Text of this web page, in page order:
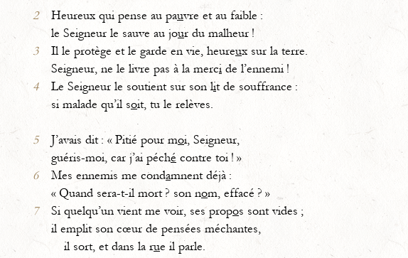
2 Heureux qui pense au pauvre et au faible :
le Seigneur le sauve au jour du malheur !
3
Il le protège et le garde en vie, heureux sur la terre.
Seigneur, ne le livre pas à la merci de l’ennemi !
4
Le Seigneur le soutient sur son lit de souffrance :
si malade qu’il soit, tu le relèves.
5 J’avais dit : « Pitié pour moi, Seigneur,
guéris-moi, car j’ai péché contre toi ! »
6
Mes ennemis me condamnent déjà :
« Quand sera-t-il mort ? son nom, effacé ? »
7
Si quelqu’un vient me voir, ses propos sont vides ;
il emplit son cœur de pensées méchantes,
il sort, et dans la rue il parle.